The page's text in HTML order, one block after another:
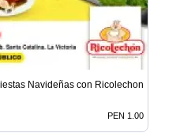
Navideñas con Ricolechon
PEN 1.00